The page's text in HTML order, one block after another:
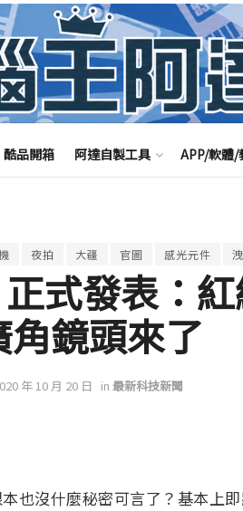
酷品開箱 阿達自製工具 APP/軟體/
夜拍 大疆 官圖 感光元件
式發表：
鏡頭來了
年 10 月 20 日 in 最新科技新聞
也沒什麼秘密可言了？基本上